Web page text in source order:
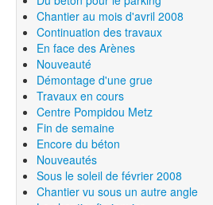
Chantier au mois d'avril 2008
Continuation des travaux
En face des Arènes
Nouveauté
Démontage d'une grue
Travaux en cours
Centre Pompidou Metz
Fin de semaine
Encore du béton
Nouveautés
Sous le soleil de février 2008
Chantier vu sous un autre angle